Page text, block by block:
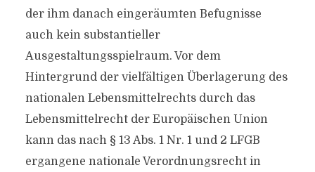
der ihm danach eingeräumten Befugnisse
auch kein substantieller
Ausgestaltungsspielraum. Vor dem
Hintergrund der vielfältigen Überlagerung des
nationalen Lebensmittelrechts durch das
Lebensmittelrecht der Europäischen Union
kann das nach § 13 Abs. 1 Nr. 1 und 2 LFGB
ergangene nationale Verordnungsrecht in